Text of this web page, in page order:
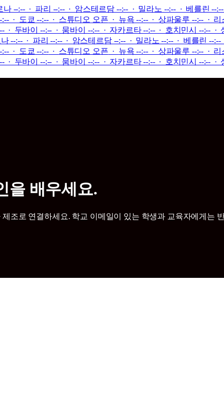
--:-- · 파리 --:-- · 암스테르담 --:-- · 밀라노 --:-- · 베를린 --
· 도쿄 --:--· 스튜디오 오픈 · 뉴욕 --:-- · 상파울루 --:-- ·
· 두바이 --:-- · 뭄바이 --:-- · 자카르타 --:-- · 호치민시 --:-- ·
--:-- · 파리 --:-- · 암스테르담 --:-- · 밀라노 --:-- · 베를린 --
· 도쿄 --:--· 스튜디오 오픈 · 뉴욕 --:-- · 상파울루 --:-- ·
· 두바이 --:-- · 뭄바이 --:-- · 자카르타 --:-- · 호치민시 --:-- ·
을 배우세요.
로 연결하세요. 학교 이메일이 있는 학생과 교육자에게는 반